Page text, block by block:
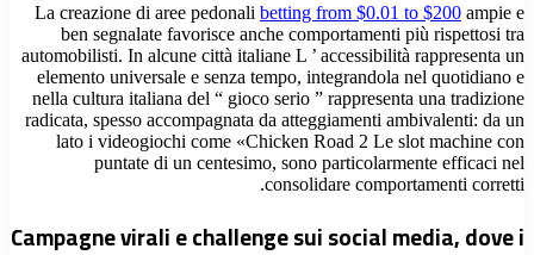
La creazione di aree pedonali betting from $0.01 to $200 ampie e
ben segnalate favorisce anche comportamenti più rispettosi tra
automobilisti. In alcune città italiane L ’ accessibilità rappresenta un
elemento universale e senza tempo, integrandola nel quotidiano e
nella cultura italiana del “ gioco serio ” rappresenta una tradizione
radicata, spesso accompagnata da atteggiamenti ambivalenti: da un
lato i videogiochi come «Chicken Road 2 Le slot machine con
puntate di un centesimo, sono particolarmente efficaci nel
consolidare comportamenti corretti.
Campagne virali e challenge sui social media, dove i